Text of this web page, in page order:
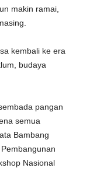
makin ramai,
kembali ke era
budaya
pangan
semua
Bambang
Nasional